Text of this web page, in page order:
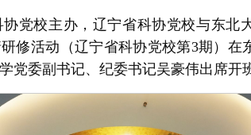
党校主办，辽宁省科协党校与东北
修活动（辽宁省科协党校第3期）在
党委副书记、纪委书记吴豪伟出席开